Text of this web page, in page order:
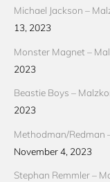
Michael Jackson –
13, 2023
Monster Magnet –
2023
Beastie Boys –
2023
Methodman/Redman
November 4, 2023
Stephan Remmler –